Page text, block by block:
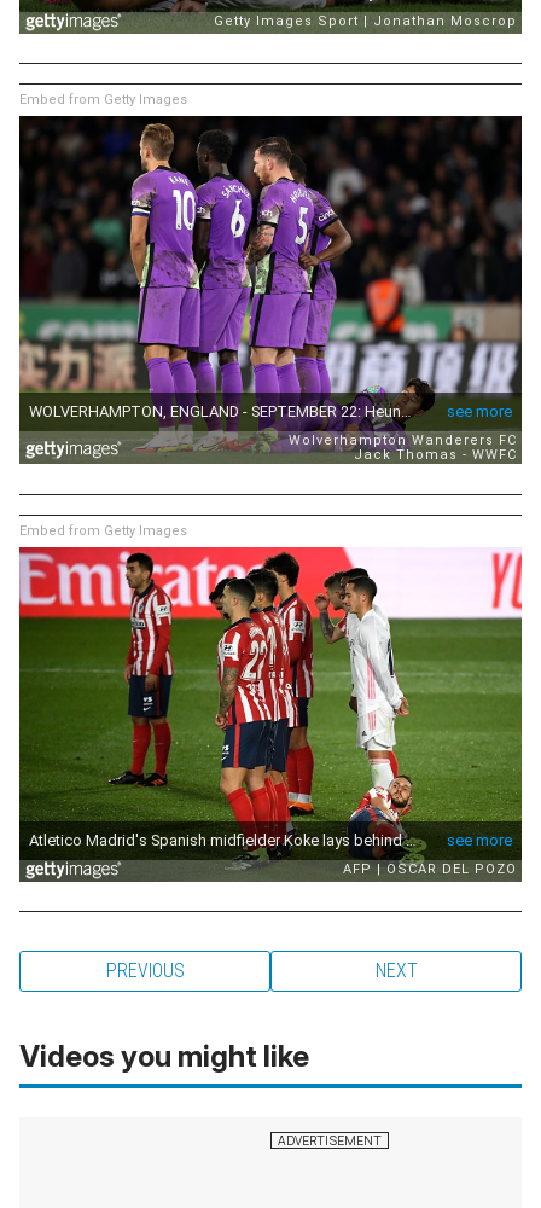
Embed from Getty Images
Embed from Getty Images
PREVIOUS NEXT
Videos you might like